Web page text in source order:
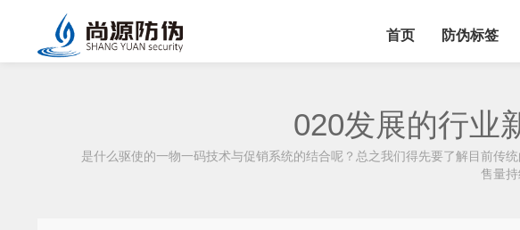
首页 防伪标签
020发展的行业
是什么驱使的一物一码技术与促销系统的结合呢？总之我们得先要了解目前传
售量